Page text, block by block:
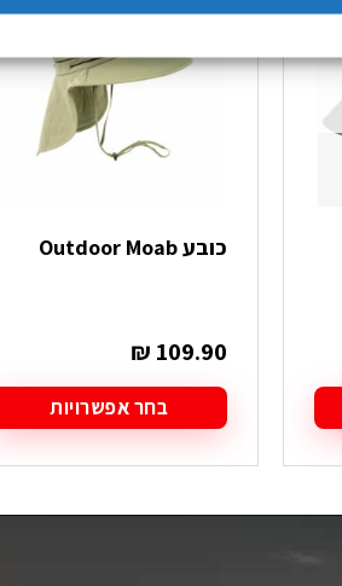
כובע Outdoor Moab
₪ 109.90
בחר אפשרויות
למוצר
זה